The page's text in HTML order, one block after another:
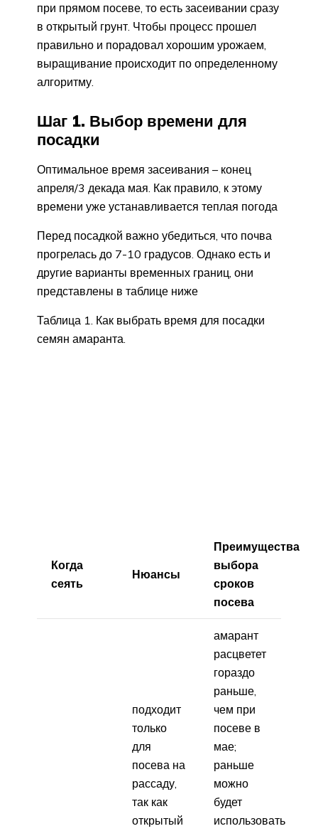
при прямом посеве, то есть засеивании сразу
в открытый грунт. Чтобы процесс прошел
правильно и порадовал хорошим урожаем,
выращивание происходит по определенному
алгоритму.
Шаг 1. Выбор времени для
посадки
Оптимальное время засеивания – конец
апреля/3 декада мая. Как правило, к этому
времени уже устанавливается теплая погода
Перед посадкой важно убедиться, что почва
прогрелась до 7-10 градусов. Однако есть и
другие варианты временных границ, они
представлены в таблице ниже
Таблица 1. Как выбрать время для посадки
семян амаранта.
Когда
сеять
Нюансы
Преимущества
выбора
сроков
посева
подходит
только
для
посева на
рассаду,
так как
открытый
амарант
расцветет
гораздо
раньше,
чем при
посеве в
мае;
раньше
можно
будет
использовать